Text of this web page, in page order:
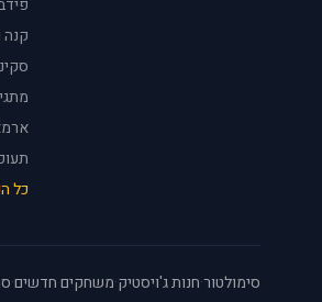
קנה
כל
סימולטור·חנות ג'ויסטיק·משחקים חדשים·